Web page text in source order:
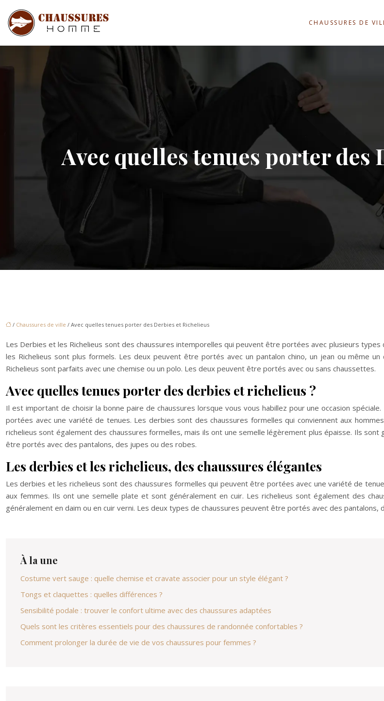
CHAUSSURES DE
Avec quelles tenues porter des
/ Chaussures de ville / Avec quelles tenues porter des Derbies et Richelieus
Les Derbies et les Richelieus sont des chaussures intemporelles qui peuvent être portées avec plusieurs
les Richelieus sont plus formels. Les deux peuvent être portés avec un pantalon chino, un jean ou même
Richelieus sont parfaits avec une chemise ou un polo. Les deux peuvent être portés avec ou sans chaussettes.
Avec quelles tenues porter des derbies et richelieus ?
Il est important de choisir la bonne paire de chaussures lorsque vous vous habillez pour une occasion
portées avec une variété de tenues. Les derbies sont des chaussures formelles qui conviennent aux
richelieus sont également des chaussures formelles, mais ils ont une semelle légèrement plus épaisse. Ils
être portés avec des pantalons, des jupes ou des robes.
Les derbies et les richelieus, des chaussures élégantes
Les derbies et les richelieus sont des chaussures formelles qui peuvent être portées avec une variété de
aux femmes. Ils ont une semelle plate et sont généralement en cuir. Les richelieus sont également des
généralement en daim ou en cuir verni. Les deux types de chaussures peuvent être portés avec des pantalons,
À la une
Costume vert sauge : quelle chemise et cravate associer pour un style élégant ?
Tongs et claquettes : quelles différences ?
Sensibilité podale : trouver le confort ultime avec des chaussures adaptées
Quels sont les critères essentiels pour des chaussures de randonnée confortables ?
Comment prolonger la durée de vie de vos chaussures pour femmes ?